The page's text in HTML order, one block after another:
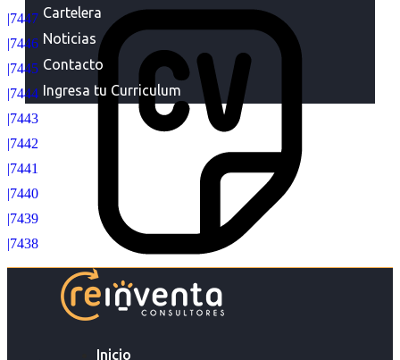
Inicio
Cartelera
Noticias
Contacto
Ingresa tu Curriculum
|7447
|7446
|7445
|7444
|7443
|7442
|7441
|7440
|7439
|7438